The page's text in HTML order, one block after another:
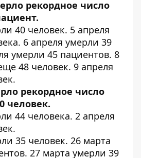
рекордное число
40 человек. 5 апреля
. 6 апреля умерли 39
умерли 45 пациентов. 8
48 человек. 9 апреля
.
рекордное число
человек.
44 человека. 2 апреля
.
35 человек. 26 марта
. 27 марта умерли 39